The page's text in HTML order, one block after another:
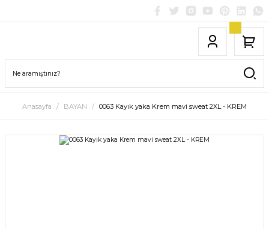
Anasayfa BAYAN 0063 Kayık yaka Krem mavi sweat 2XL - KREM